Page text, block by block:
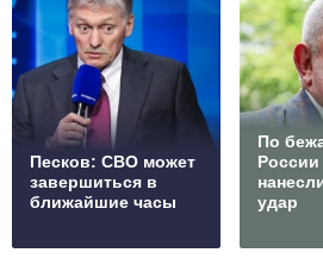
Песков: СВО может
завершиться в
ближайшие часы
По
удар